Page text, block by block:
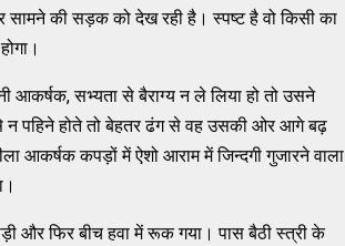
सामने की सड़क को देख रही है। स्पष्ट है वो किसी का
आकर्षक, सभ्यता से बैराग्य न ले लिया हो तो उसने
पहिने होते तो बेहतर ढंग से वह उसकी ओर आगे बढ़
कपड़ों में ऐशो आराम में जिन्दगी गुजारने वाला
और फिर बीच हवा में रूक गया। पास बैठी स्त्री के